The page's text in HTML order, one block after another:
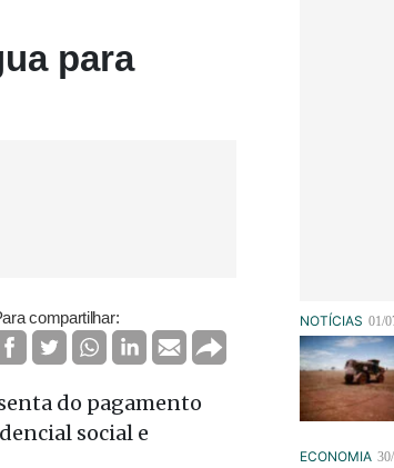
para
compartilhar:
do pagamento
social e